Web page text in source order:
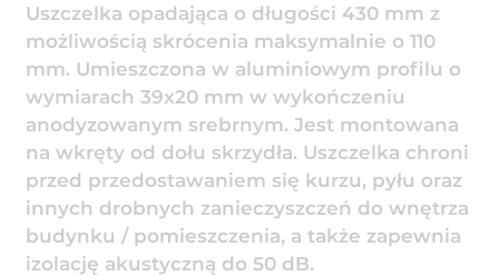
Uszczelka opadająca o długości 430 mm z
możliwością skrócenia maksymalnie o 110
mm. Umieszczona w aluminiowym profilu o
wymiarach 39x20 mm w wykończeniu
anodyzowanym srebrnym. Jest montowana
na wkręty od dołu skrzydła. Uszczelka chroni
przed przedostawaniem się kurzu, pyłu oraz
innych drobnych zanieczyszczeń do wnętrza
budynku / pomieszczenia, a także zapewnia
izolację akustyczną do 50 dB.